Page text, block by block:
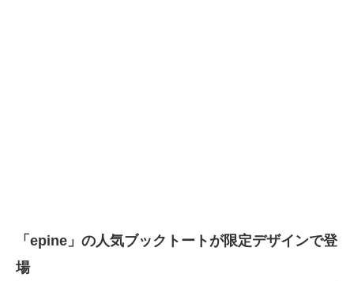
「epine」の人気ブックトートが限定デザインで登
場